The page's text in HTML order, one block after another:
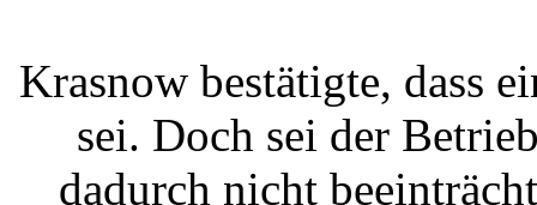
Krasnow bestätigte, dass
sei. Doch sei der
dadurch nicht